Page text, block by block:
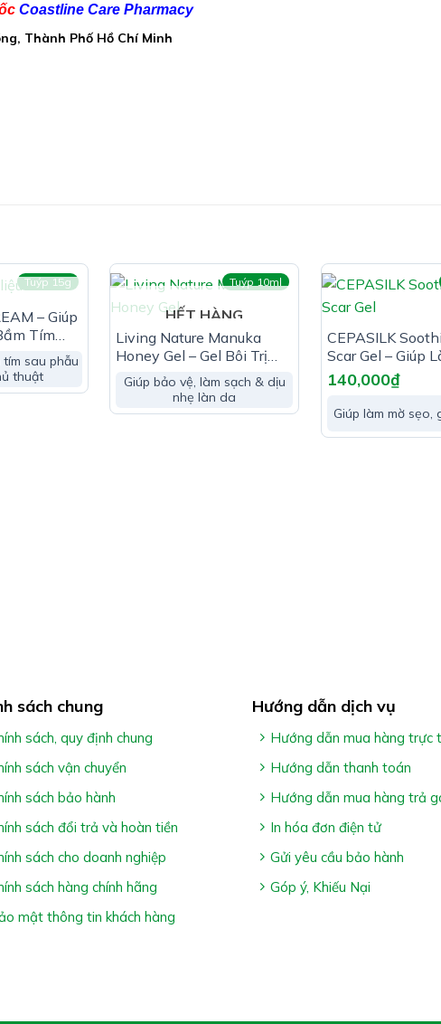
nước sau đó thấm khô.
trên toàn bộ khu vực bị vết sẹo mà không cần mát xa, chà
sử dụng mỹ phẩm, kem chống nắng. Bôi 02 lần mỗi ngày, sáng
Coastline Care Pharmacy
Thành Phố Hồ Chí Minh
Tuýp 15g
– Giúp
Tím
sau phẫu
thuật
Tuýp 10ml
HẾT HÀNG
Living Nature Manuka
Honey Gel – Gel Bôi Trị
Mụn & Trị Thâm
Giúp bảo vệ, làm sạch & dịu
nhẹ làn da
CEPASILK
Scar Gel – Giúp
Sẹo, Giảm Thâm
140,000₫
Giúp làm mờ sẹo,
sách chung
sách, quy định chung
sách vận chuyển
sách bảo hành
sách đổi trả và hoàn tiền
sách cho doanh nghiệp
sách hàng chính hãng
mật thông tin khách hàng
Hướng dẫn dịch vụ
Hướng dẫn mua hàng trực
Hướng dẫn thanh toán
Hướng dẫn mua hàng trả
In hóa đơn điện tử
Gửi yêu cầu bảo hành
Góp ý, Khiếu Nại